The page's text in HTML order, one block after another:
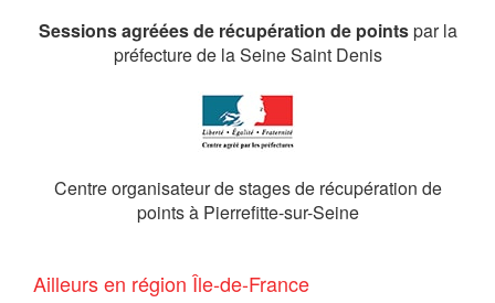
Sessions agréées de récupération de pointspar la
préfecture de la Seine Saint Denis
Centre organisateur de stages de récupération de
points à Pierrefitte-sur-Seine
Ailleurs en région Île-de-France